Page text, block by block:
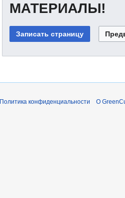
МАТЕРИАЛЫ!
Политика конфиденциальности О